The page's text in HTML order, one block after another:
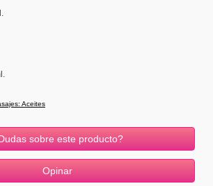
Aceites
sobre este producto?